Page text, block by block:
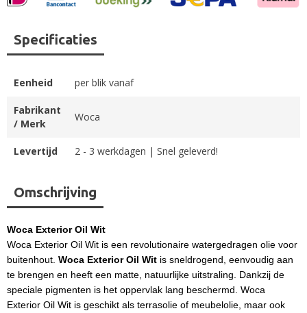
Omschrijving
Woca Exterior Oil Wit
Woca Exterior Oil Wit is een revolutionaire watergedragen olie voor
buitenhout. Woca Exterior Oil Wit is sneldrogend, eenvoudig aan
te brengen en heeft een matte, natuurlijke uitstraling. Dankzij de
speciale pigmenten is het oppervlak lang beschermd. Woca
Exterior Oil Wit is geschikt als terrasolie of meubelolie, maar ook
Specificaties
Eenheid per blik vanaf
Fabrikant
/ Merk
Woca
Levertijd 2 - 3 werkdagen | Snel geleverd!